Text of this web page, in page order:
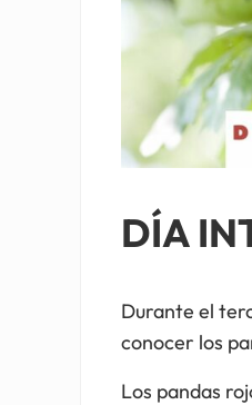
DÍA
Durante el
conocer los
Los pandas